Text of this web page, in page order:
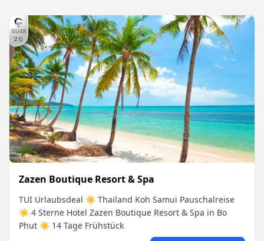
Zazen Boutique Resort & Spa
TUI Urlaubsdeal ☀ Thailand Koh Samui Pauschalreise
☀ 4 Sterne Hotel Zazen Boutique Resort & Spa in Bo
Phut ☀ 14 Tage Frühstück